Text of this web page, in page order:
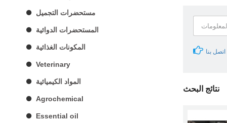
مستحضرات التجميل
المستحضرات الدوائية
المكونات الغذائية
Veterinary
المواد الكيميائية
Agrochemical
Essential oil
نتائج البحث